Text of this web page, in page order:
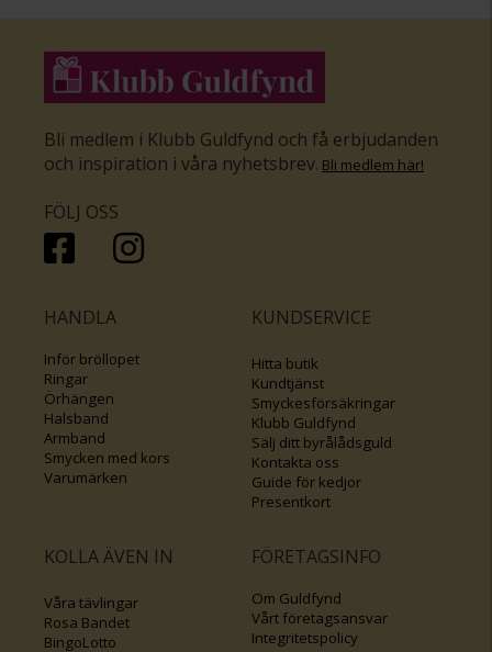
Bli medlem i Klubb Guldfynd och få erbjudanden
och inspiration i våra nyhetsbrev. Bli medlem här!
FÖLJ OSS
HANDLA
Inför bröllopet
Ringar
Örhängen
Halsband
Armband
Smycken med kors
Varumärken
KUNDSERVICE
Hitta butik
Kundtjänst
Smyckesförsäkringar
Klubb Guldfynd
Sälj ditt byrålådsguld
Kontakta oss
Guide för kedjor
Presentkort
KOLLA ÄVEN IN
Våra tävlingar
Rosa Bandet
BingoLotto
FÖRETAGSINFO
Om Guldfynd
Vårt företagsansvar
Integritetspolicy